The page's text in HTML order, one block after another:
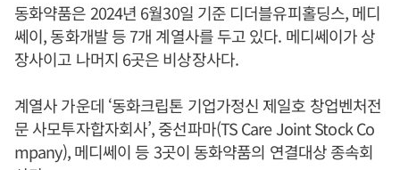
동화약품은 2024년 6월30일 기준 디더블유피홀딩스, 메디
쎄이, 동화개발 등 7개 계열사를 두고 있다. 메디쎄이가 상
장사이고 나머지 6곳은 비상장사다.
계열사 가운데 ‘동화크립톤 기업가정신 제일호 창업벤처전
문 사모투자합자회사’, 중선파마(TS Care Joint Stock Co
mpany), 메디쎄이 등 3곳이 동화약품의 연결대상 종속회